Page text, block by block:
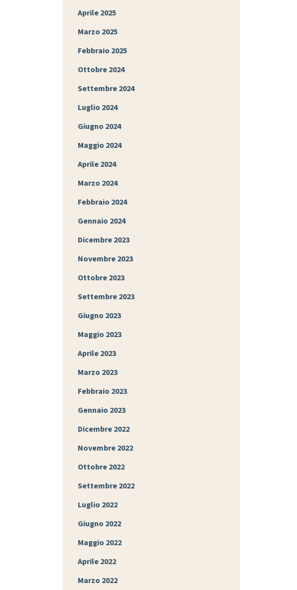
Aprile 2025
Marzo 2025
Febbraio 2025
Ottobre 2024
Settembre 2024
Luglio 2024
Giugno 2024
Maggio 2024
Aprile 2024
Marzo 2024
Febbraio 2024
Gennaio 2024
Dicembre 2023
Novembre 2023
Ottobre 2023
Settembre 2023
Giugno 2023
Maggio 2023
Aprile 2023
Marzo 2023
Febbraio 2023
Gennaio 2023
Dicembre 2022
Novembre 2022
Ottobre 2022
Settembre 2022
Luglio 2022
Giugno 2022
Maggio 2022
Aprile 2022
Marzo 2022